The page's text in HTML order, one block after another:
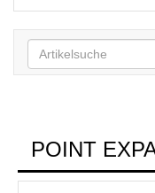
POINT